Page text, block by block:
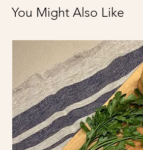
You Might Also Like